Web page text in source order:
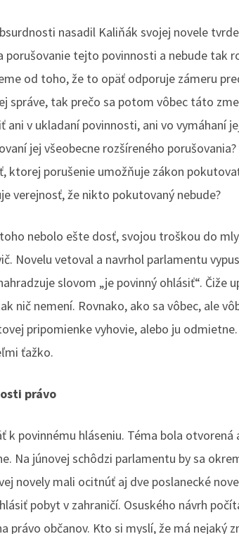
nasadil Kaliňák svojej novele
porušovanie tejto povinnosti a nebude tak
od toho, že to opäť odporuje zámeru
správe, tak prečo sa potom vôbec táto
ani v ukladaní povinnosti, ani vo vymáhaní
jej všeobecne rozšíreného
ktorej porušenie umožňuje zákon
verejnosť, že nikto pokutovaný nebude?
nebolo ešte dosť, svojou troškou do
Novelu vetoval a navrhol parlamentu
slovom „je povinný ohlásiť“. Čiže
nič nemení. Rovnako, ako sa vôbec, ale
pripomienke vyhovie, alebo ju
ťažko.
právo
k povinnému hláseniu. Téma bola
Na júnovej schôdzi parlamentu by sa
novely mali ocitnúť aj dve poslanecké
pobyt v zahraničí. Osuského návrh
právo občanov. Kto si myslí, že má nejaký